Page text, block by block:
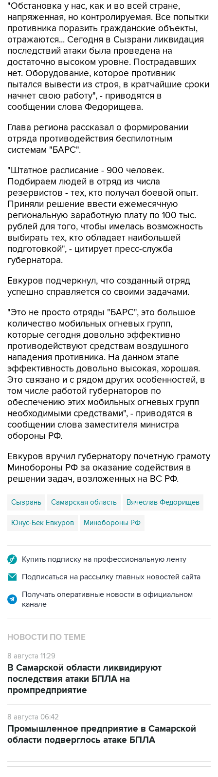
"Обстановка у нас, как и во всей стране,
напряженная, но контролируемая. Все попытки
противника поразить гражданские объекты,
отражаются... Сегодня в Сызрани ликвидация
последствий атаки была проведена на
достаточно высоком уровне. Пострадавших
нет. Оборудование, которое противник
пытался вывести из строя, в кратчайшие сроки
начнет свою работу", - приводятся в
сообщении слова Федорищева.
Глава региона рассказал о формировании
отряда противодействия беспилотным
системам "БАРС".
"Штатное расписание - 900 человек.
Подбираем людей в отряд из числа
резервистов - тех, кто получал боевой опыт.
Приняли решение ввести ежемесячную
региональную заработную плату по 100 тыс.
рублей для того, чтобы имелась возможность
выбирать тех, кто обладает наибольшей
подготовкой", - цитирует пресс-служба
губернатора.
Евкуров подчеркнул, что созданный отряд
успешно справляется со своими задачами.
"Это не просто отряды "БАРС", это большое
количество мобильных огневых групп,
которые сегодня довольно эффективно
противодействуют средствам воздушного
нападения противника. На данном этапе
эффективность довольно высокая, хорошая.
Это связано и с рядом других особенностей, в
том числе работой губернаторов по
обеспечению этих мобильных огневых групп
необходимыми средствами", - приводятся в
сообщении слова заместителя министра
обороны РФ.
Евкуров вручил губернатору почетную грамоту
Минобороны РФ за оказание содействия в
решении задач, возложенных на ВС РФ.
Сызрань Самарская область Вячеслав Федорищев
Юнус-Бек Евкуров Минобороны РФ
Купить подписку на профессиональную ленту
Подписаться на рассылку главных новостей сайта
Получать оперативные новости в официальном
канале
НОВОСТИ ПО ТЕМЕ
8 августа 11:29
В Самарской области ликвидируют
последствия атаки БПЛА на
промпредприятие
8 августа 06:42
Промышленное предприятие в Самарской
области подверглось атаке БПЛА